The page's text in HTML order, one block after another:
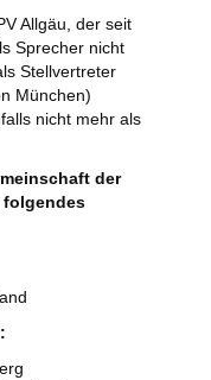
Allgäu, der seit
Sprecher nicht
Stellvertreter
München)
nicht mehr als
der
folgendes